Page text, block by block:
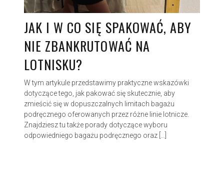
JAK I W CO SIĘ SPAKOWAĆ, ABY
NIE ZBANKRUTOWAĆ NA
LOTNISKU?
W tym artykule przedstawimy praktyczne wskazówki
dotyczące tego, jak pakować się skutecznie, aby
zmieścić się w dopuszczalnych limitach bagażu
podręcznego oferowanych przez różne linie lotnicze.
Znajdziesz tu także porady dotyczące wyboru
odpowiedniego bagażu podręcznego oraz […]